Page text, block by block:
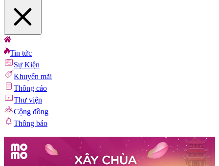
Tin tức
Sự Kiện
Khuyến mãi
Thông cáo
Thư viện
Cộng đồng
Thông báo